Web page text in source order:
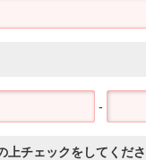
-
上チェックをしてくだ